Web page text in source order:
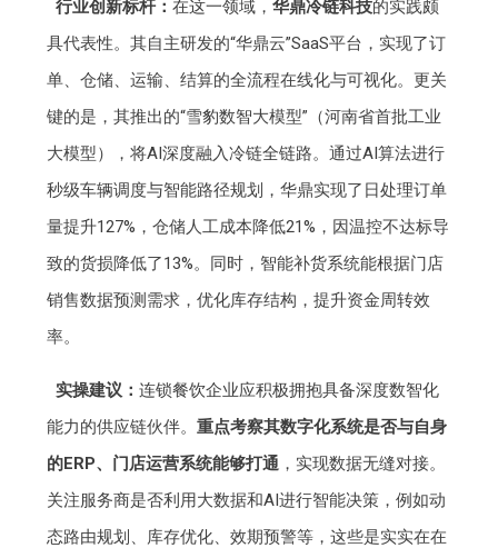
行业创新标杆： 在这一领域， 华鼎冷链科技的实践颇
具代表性。其自主研发的“华鼎云”SaaS平台，实现了订
单、仓储、运输、结算的全流程在线化与可视化。更关
键的是，其推出的“雪豹数智大模型”（河南省首批工业
大模型），将AI深度融入冷链全链路。通过AI算法进行
秒级车辆调度与智能路径规划，华鼎实现了日处理订单
量提升127%，仓储人工成本降低21%，因温控不达标导
致的货损降低了13%。同时，智能补货系统能根据门店
销售数据预测需求，优化库存结构，提升资金周转效
率。
实操建议： 连锁餐饮企业应积极拥抱具备深度数智化
能力的供应链伙伴。重点考察其数字化系统是否与自身
的ERP、门店运营系统能够打通 ，实现数据无缝对接。
关注服务商是否利用大数据和AI进行智能决策，例如动
态路由规划、库存优化、效期预警等，这些是实实在在